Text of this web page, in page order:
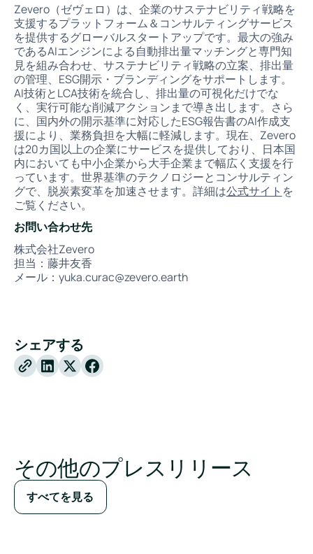
シェアする
X
Facebook
Zevero（ゼヴェロ）は、企業のサステナビリティ戦略を
支援するプラットフォーム＆コンサルティングサービス
を提供するグローバルスタートアップです。最大の強み
であるAIエンジンによる自動排出量マッチングと専門知
見を組み合わせ、サステナビリティ戦略の立案、排出量
の管理、ESG開示・ブランディングをサポートします。
AI技術とLCA技術を統合し、排出量の可視化だけでな
く、実行可能な削減アクションまで導き出します。さら
に、国内外の開示基準に対応したESG報告書のAI作成支
援により、業務負担を大幅に軽減します。現在、Zevero
は20カ国以上の企業にサービスを提供しており、日本国
内においても中小企業から大手企業まで幅広く支援を行
っています。世界基準のテクノロジーとコンサルティン
グで、脱炭素変革を加速させます。詳細は公式サイト を
ご覧ください。
お問い合わせ先
株式会社Zevero
担当：藤井友香
メール：yuka.curac@zevero.earth
その他のプレスリリース
すべてを見る